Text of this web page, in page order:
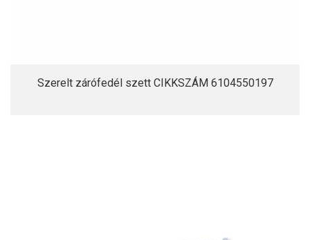
Szerelt zárófedél szett CIKKSZÁM 6104550197